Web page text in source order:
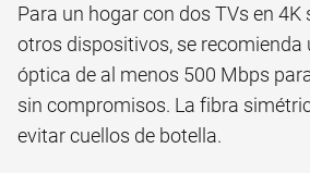
Para un hogar con dos TVs en
otros dispositivos, se recomienda
óptica de al menos 500 Mbps
sin compromisos. La fibra
evitar cuellos de botella.